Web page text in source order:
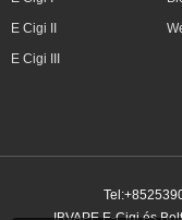
E Cigi II
E Cigi III